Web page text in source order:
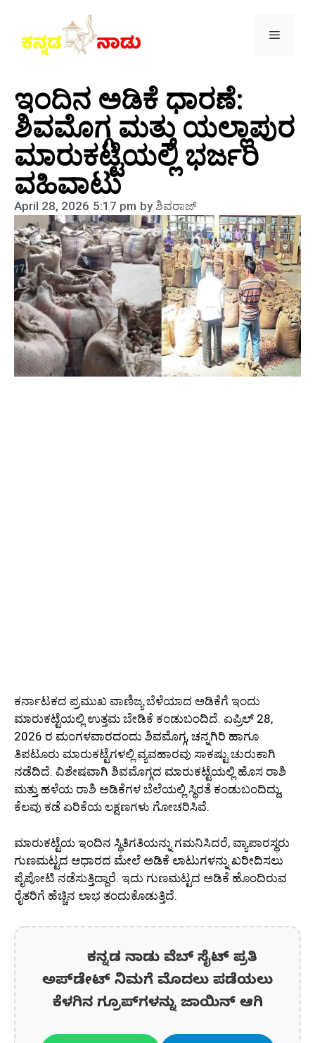
ಇಂದಿನ ಅಡಿಕೆ ಧಾರಣೆ:
ಶಿವಮೊಗ್ಗ ಮತ್ತು ಯಲ್ಲಾಪುರ
ಮಾರುಕಟ್ಟೆಯಲ್ಲಿ ಭರ್ಜರಿ
ವಹಿವಾಟು
April 28, 2026 5:17 pm byಶಿವರಾಜ್
ಕರ್ನಾಟಕದ ಪ್ರಮುಖ ವಾಣಿಜ್ಯ ಬೆಳೆಯಾದ ಅಡಿಕೆಗೆ ಇಂದು
ಮಾರುಕಟ್ಟೆಯಲ್ಲಿ ಉತ್ತಮ ಬೇಡಿಕೆ ಕಂಡುಬಂದಿದೆ. ಏಪ್ರಿಲ್ 28,
2026 ರ ಮಂಗಳವಾರದಂದು ಶಿವಮೊಗ್ಗ, ಚನ್ನಗಿರಿ ಹಾಗೂ
ತಿಪಟೂರು ಮಾರುಕಟ್ಟೆಗಳಲ್ಲಿ ವ್ಯವಹಾರವು ಸಾಕಷ್ಟು ಚುರುಕಾಗಿ
ನಡೆದಿದೆ. ವಿಶೇಷವಾಗಿ ಶಿವಮೊಗ್ಗದ ಮಾರುಕಟ್ಟೆಯಲ್ಲಿ ಹೊಸ ರಾಶಿ
ಮತ್ತು ಹಳೆಯ ರಾಶಿ ಅಡಿಕೆಗಳ ಬೆಲೆಯಲ್ಲಿ ಸ್ಥಿರತೆ ಕಂಡುಬಂದಿದ್ದು,
ಕೆಲವು ಕಡೆ ಏರಿಕೆಯ ಲಕ್ಷಣಗಳು ಗೋಚರಿಸಿವೆ.
ಮಾರುಕಟ್ಟೆಯ ಇಂದಿನ ಸ್ಥಿತಿಗತಿಯನ್ನು ಗಮನಿಸಿದರೆ, ವ್ಯಾಪಾರಸ್ಥರು
ಗುಣಮಟ್ಟದ ಆಧಾರದ ಮೇಲೆ ಅಡಿಕೆ ಲಾಟುಗಳನ್ನು ಖರೀದಿಸಲು
ಪೈಪೋಟಿ ನಡೆಸುತ್ತಿದ್ದಾರೆ. ಇದು ಗುಣಮಟ್ಟದ ಅಡಿಕೆ ಹೊಂದಿರುವ
ರೈತರಿಗೆ ಹೆಚ್ಚಿನ ಲಾಭ ತಂದುಕೊಡುತ್ತಿದೆ.
ಕನ್ನಡ ನಾಡು ವೆಬ್ ಸೈಟ್ ಪ್ರತಿ
ಅಪ್‌ಡೇಟ್‌ ನಿಮಗೆ ಮೊದಲು ಪಡೆಯಲು
ಕೆಳಗಿನ ಗ್ರೂಪ್‌ಗಳನ್ನು ಜಾಯಿನ್ ಆಗಿ